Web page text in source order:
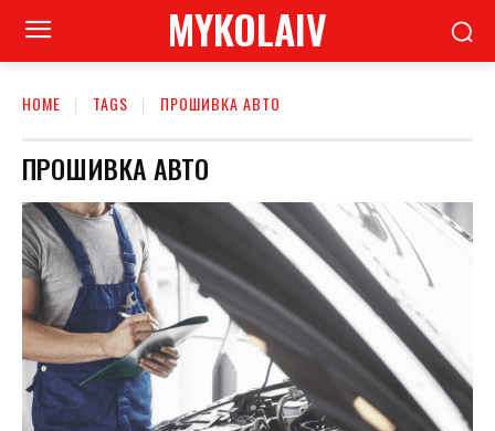
MYKOLAIV
HOME TAGS ПРОШИВКА АВТО
ПРОШИВКА АВТО